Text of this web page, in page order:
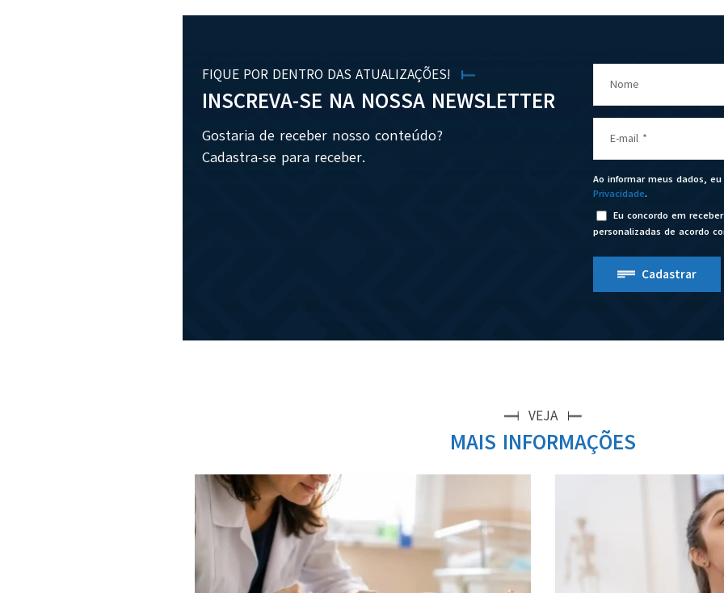
FIQUE POR DENTRO DAS ATUALIZAÇÕES!
INSCREVA-SE NA NOSSA NEWSLETTER
Gostaria de receber nosso conteúdo?
Cadastra-se para receber.
Nome
E-mail *
Ao informar meus dados,
Privacidade.
Eu concordo em
personalizadas de acordo
Cadastrar
VEJA
MAIS INFORMAÇÕES